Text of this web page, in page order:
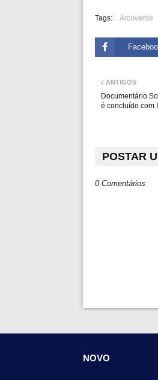
Tags: Arcoverde
ANTIGOS
Documentário
é concluído com
POSTAR
0 Comentários
NOVO